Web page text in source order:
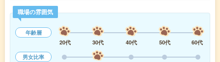
職場の雰囲気
年齢層
20代
30代 40代 50代
60代
男女比率